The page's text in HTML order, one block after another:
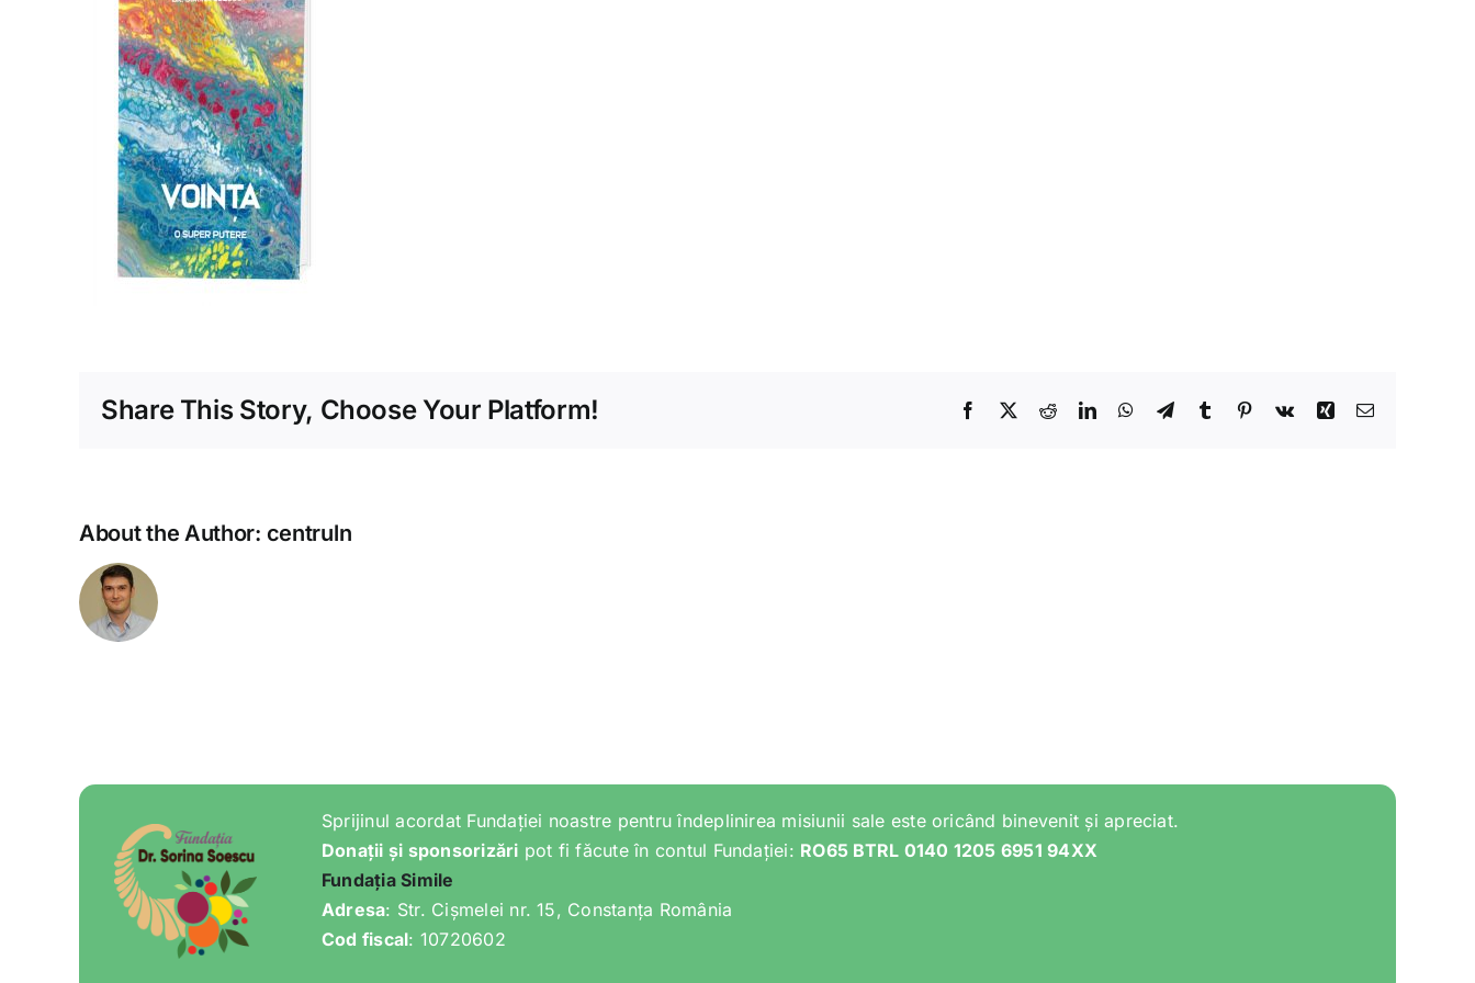
Share This Story, Choose Your Platform! Facebook
X RedditLinkedInWhatsApp
TelegramTumblr Pinterest
Vk Xing Email
About the Author: centruln
Sprijinul acordat Fundației noastre pentru îndeplinirea misiunii sale este oricând binevenit și apreciat.
Donații și sponsorizări pot fi făcute în contul Fundației: RO65 BTRL 0140 1205 6951 94XX
Fundația Simile
Adresa: Str. Cișmelei nr. 15, Constanța România
Cod fiscal: 10720602